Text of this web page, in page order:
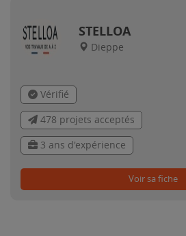
STELLOA
Dieppe
Vérifié
478 projets acceptés
3 ans d'expérience
Voir sa fiche